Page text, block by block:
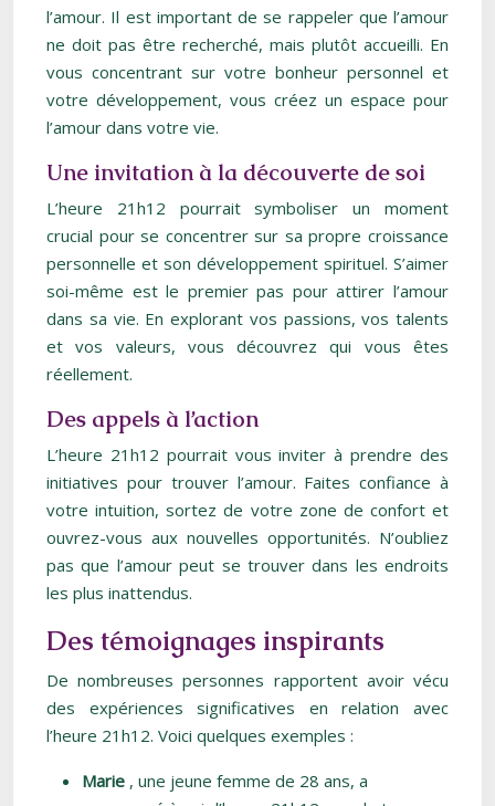
l’amour. Il est important de se rappeler que l’amour
ne doit pas être recherché, mais plutôt accueilli. En
vous concentrant sur votre bonheur personnel et
votre développement, vous créez un espace pour
l’amour dans votre vie.
Une invitation à la découverte de soi
L’heure 21h12 pourrait symboliser un moment
crucial pour se concentrer sur sa propre croissance
personnelle et son développement spirituel. S’aimer
soi-même est le premier pas pour attirer l’amour
dans sa vie. En explorant vos passions, vos talents
et vos valeurs, vous découvrez qui vous êtes
réellement.
Des appels à l’action
L’heure 21h12 pourrait vous inviter à prendre des
initiatives pour trouver l’amour. Faites confiance à
votre intuition, sortez de votre zone de confort et
ouvrez-vous aux nouvelles opportunités. N’oubliez
pas que l’amour peut se trouver dans les endroits
les plus inattendus.
Des témoignages inspirants
De nombreuses personnes rapportent avoir vécu
des expériences significatives en relation avec
l’heure 21h12. Voici quelques exemples :
Marie , une jeune femme de 28 ans, a